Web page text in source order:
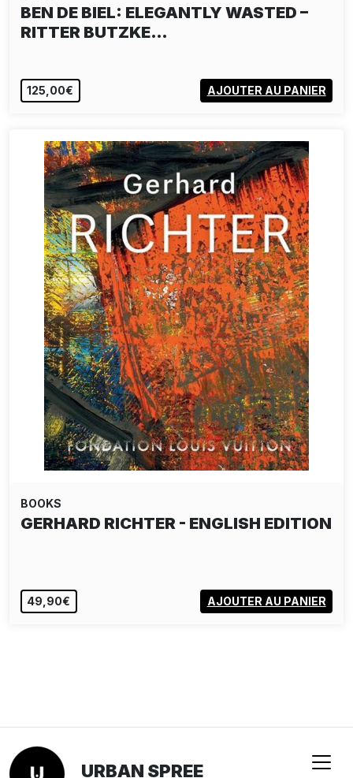
BEN DE BIEL: ELEGANTLY WASTED –
RITTER BUTZKE…
125,00€ AJOUTER AU PANIER
BOOKS
GERHARD RICHTER - ENGLISH EDITION
49,90€ AJOUTER AU PANIER
URBAN SPREE